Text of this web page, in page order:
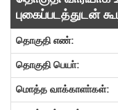
புகைப்படத்துடன்